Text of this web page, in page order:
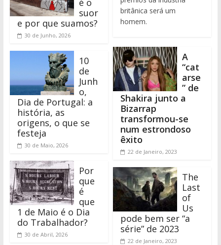
suor
e por que suamos?
30 de Junho, 2026
10
de
Junh
o,
Dia de Portugal: a
história, as
origens, o que se
festeja
30 de Maio, 2026
Por
que
é
que
1 de Maio é o Dia
do Trabalhador?
30 de Abril, 2026
britânica será um
homem.
A
“cat
arse
” de
Shakira junto a
Bizarrap
transformou-se
num estrondoso
êxito
22 de Janeiro, 2023
The
Last
of
Us
pode bem ser “a
série” de 2023
22 de Janeiro, 2023